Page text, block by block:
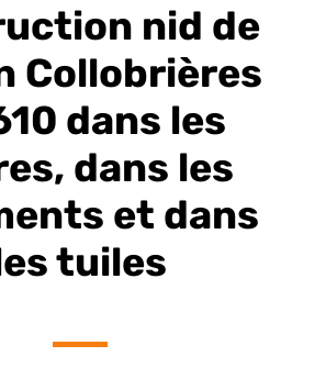
nid de
Collobrières
dans les
dans les
et dans
tuiles